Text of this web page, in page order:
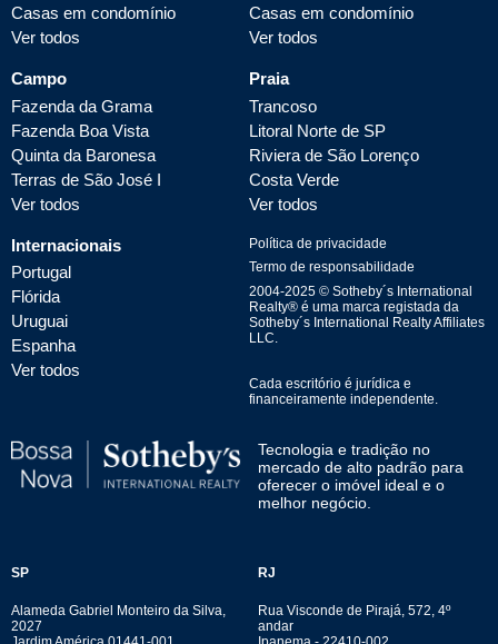
Casas em condomínio
Ver todos
Casas em condomínio
Ver todos
Campo
Fazenda da Grama
Fazenda Boa Vista
Quinta da Baronesa
Terras de São José I
Ver todos
Praia
Trancoso
Litoral Norte de SP
Riviera de São Lorenço
Costa Verde
Ver todos
Internacionais
Portugal
Flórida
Uruguai
Espanha
Ver todos
Política de privacidade
Termo de responsabilidade
2004-2025 © Sotheby´s International
Realty® é uma marca registada da
Sotheby´s International Realty Affiliates
LLC.
Cada escritório é jurídica e
financeiramente independente.
Tecnologia e tradição no
mercado de alto padrão para
oferecer o imóvel ideal e o
melhor negócio.
SP
Alameda Gabriel Monteiro da Silva,
2027
RJ
Rua Visconde de Pirajá, 572, 4º
andar